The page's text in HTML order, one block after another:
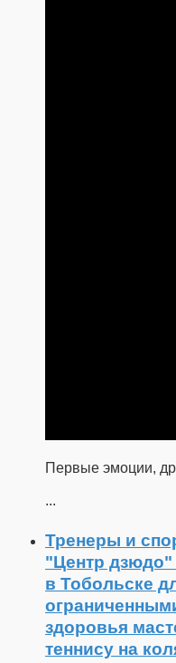
Первые эмоции,
...
Тренеры и
"Центр
в Тобольске
здоровья
теннису на